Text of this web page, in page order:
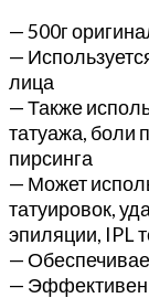
— 500г
—
лица
— Также
татуажа, боли
пирсинга
— Может
татуировок,
эпиляции, IPL
—
— Эффективен